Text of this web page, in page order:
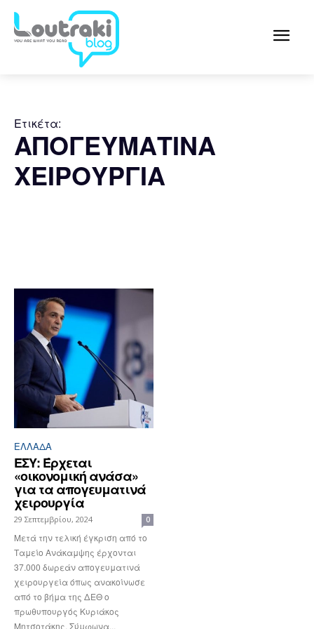
Ετικέτα:
ΑΠΟΓΕΥΜΑΤΙΝΑ
ΧΕΙΡΟΥΡΓΙΑ
ΕΛΛΆΔΑ
ΕΣΥ: Έρχεται
«οικονομική ανάσα»
για τα απογευματινά
χειρουργία
29 Σεπτεμβρίου, 2024 0
Μετά την τελική έγκριση από το
Ταμείο Ανάκαμψης έρχονται
37.000 δωρεάν απογευματινά
χειρουργεία όπως ανακοίνωσε
από το βήμα της ΔΕΘ ο
πρωθυπουργός Κυριάκος
Μητσοτάκης. Σύμφωνα...